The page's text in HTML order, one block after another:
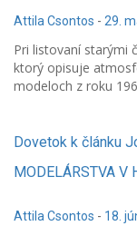
Attila Csontos - 29.
Pri listovaní starými
ktorý opisuje
modeloch z roku
Dovetok k článku
MODELÁRSTVA V
Attila Csontos - 18.